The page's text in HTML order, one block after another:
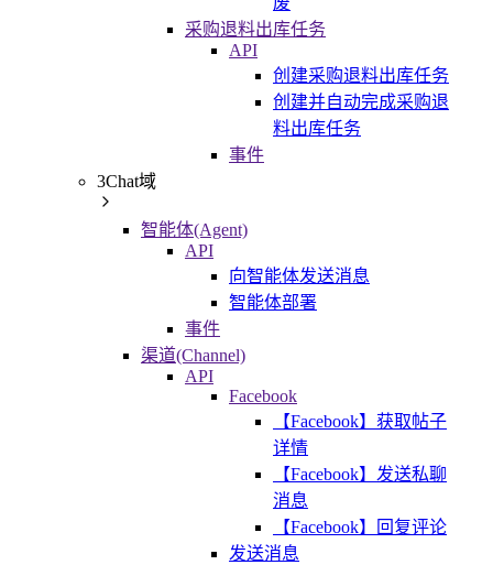
采购退料出库任务
API
创建采购退料出库任务
创建并自动完成采购退
料出库任务
事件
3Chat域
智能体(Agent)
API
向智能体发送消息
智能体部署
事件
渠道(Channel)
API
Facebook
【Facebook】获取帖子
详情
【Facebook】发送私聊
消息
【Facebook】回复评论
发送消息